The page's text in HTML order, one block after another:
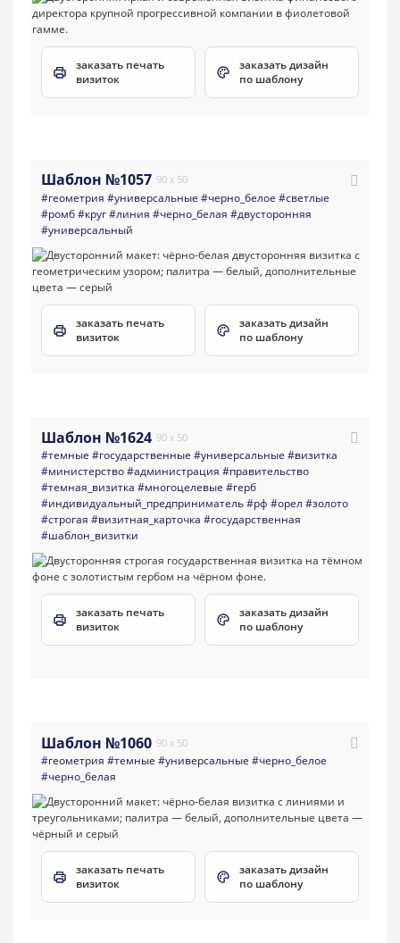
заказать печать
визиток
заказать дизайн
по шаблону
Шаблон №1057 90 x 50
#геометрия #универсальные #черно_белое #светлые
#ромб#круг#линия #черно_белая #двусторонняя
#универсальный
заказать печать
визиток
заказать дизайн
по шаблону
Шаблон №1624 90 x 50
#темные #государственные #универсальные #визитка
#министерство#администрация #правительство
#темная_визитка #многоцелевые #герб
#индивидуальный_предприниматель#рф #орел #золото
#строгая #визитная_карточка #государственная
#шаблон_визитки
заказать печать
визиток
заказать дизайн
по шаблону
Шаблон №1060 90 x 50
#геометрия #темные #универсальные #черно_белое
#черно_белая
заказать печать
визиток
заказать дизайн
по шаблону